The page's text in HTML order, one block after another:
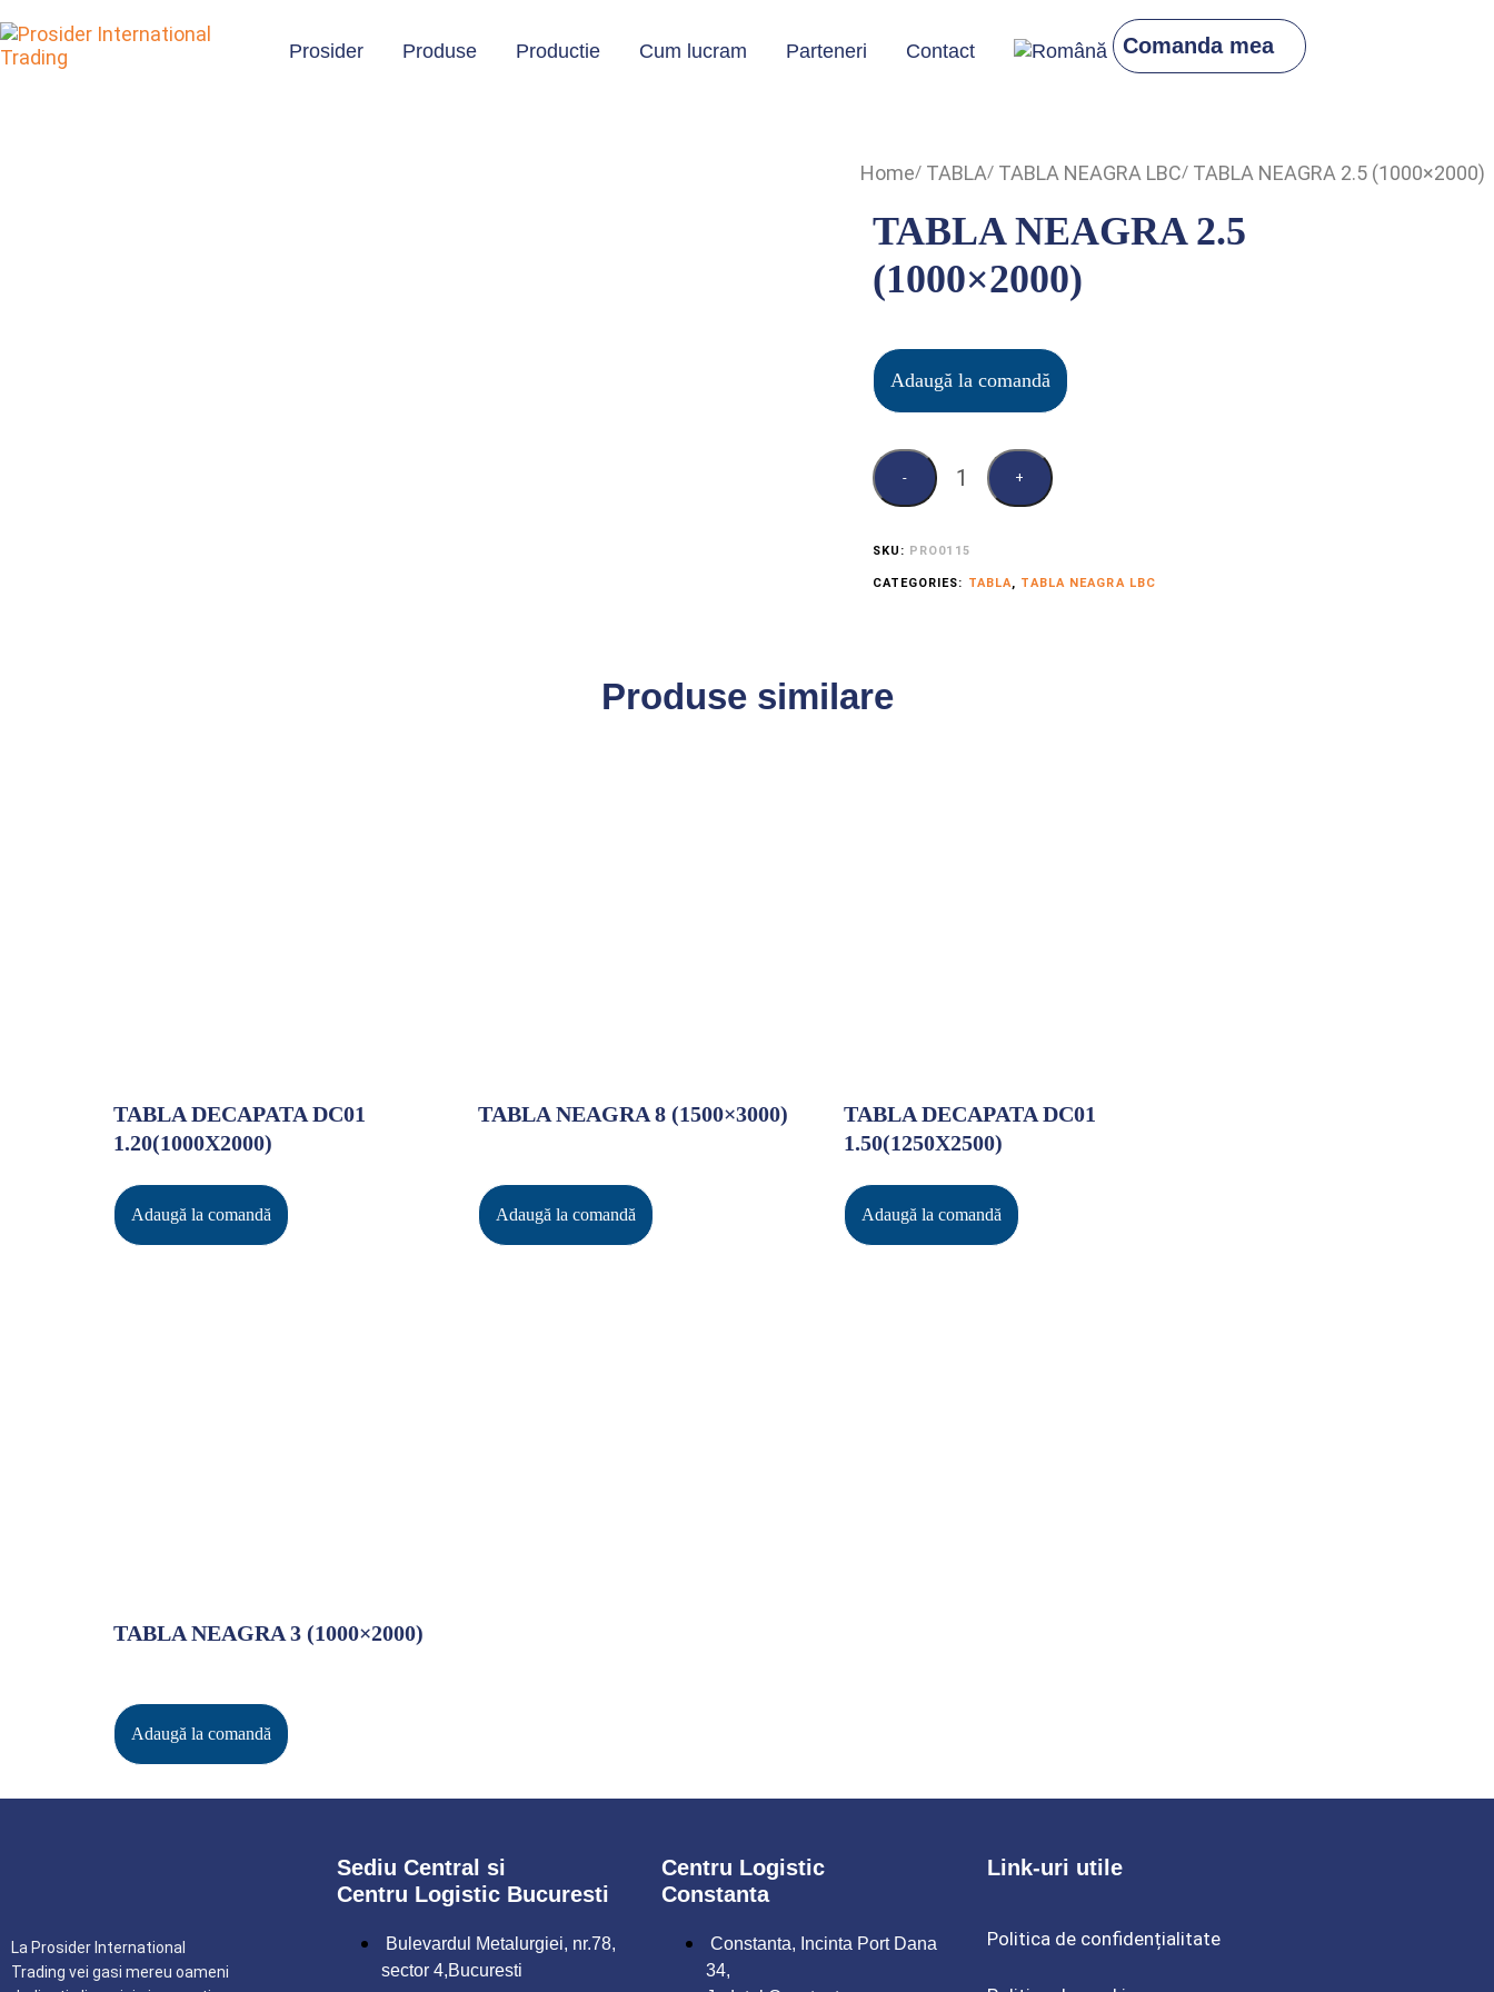
Prosider Produse Productie Cum lucram Parteneri Contact Comanda mea
Home TABLA TABLA NEAGRA LBC TABLA NEAGRA 2.5 (1000×2000)
TABLA NEAGRA 2.5
(1000×2000)
Adaugă la comandă
SKU: PRO0115
CATEGORIES: TABLA, TABLA NEAGRA LBC
Produse similare
TABLA DECAPATA DC01
1.20(1000X2000)
Adaugă la comandă
TABLA NEAGRA 8 (1500×3000)
Adaugă la comandă
TABLA DECAPATA DC01
1.50(1250X2500)
Adaugă la comandă
TABLA NEAGRA 3 (1000×2000)
Adaugă la comandă
La Prosider International
Trading vei gasi mereu oameni
Sediu Central si
Centru Logistic Bucuresti
Bulevardul Metalurgiei, nr.78,
sector 4,Bucuresti
Centru Logistic
Constanta
Constanta, Incinta Port Dana
34,
Link-uri utile
Politica de confidențialitate